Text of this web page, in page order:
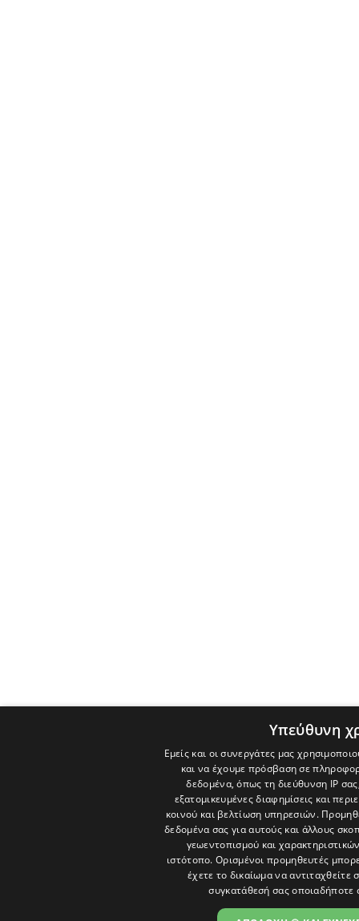
Υπεύθυνη
Εμείς και οι συνεργάτες μας
και να έχουμε πρόσβαση σε
δεδομένα, όπως τη διεύθυνση IP
εξατομικευμένες διαφημίσεις και
κοινού και βελτίωση υπηρεσιών.
δεδομένα σας για αυτούς και άλλους
γεωεντοπισμού και
ιστότοπο. Ορισμένοι προμηθευτές
έχετε το δικαίωμα να αντιταχθείτε
συγκατάθεσή σας οποιαδήποτε